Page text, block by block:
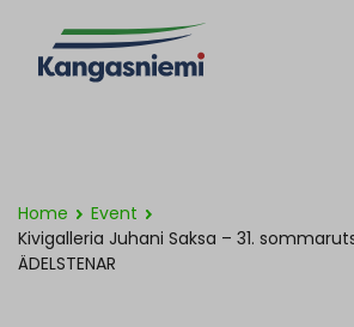
Home
Event
Kivigalleria Juhani Saksa – 31.
ÄDELSTENAR